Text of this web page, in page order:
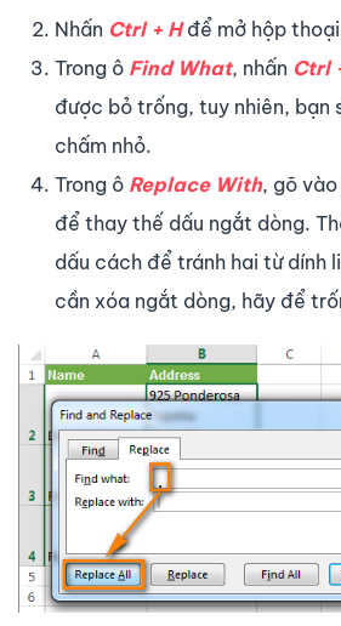
Nhấn Ctrl + Hđể mở hộp
Trong ô Find What, nhấn Ctrl
được bỏ trống, tuy nhiên, bạn
chấm nhỏ.
Trong ô Replace With, gõ
để thay thế dấu ngắt dòng.
dấu cách để tránh hai từ dính
cần xóa ngắt dòng, hãy để